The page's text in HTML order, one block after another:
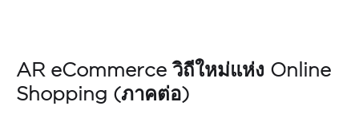
AR eCommerce วิถีใหม่แห่ง Online
Shopping (ภาคต่อ)